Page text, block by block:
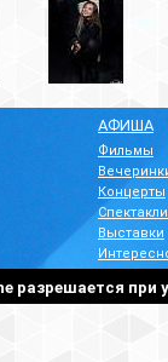
АФИША
Фильмы
Концерты
Спектакли
Выставки
разрешается